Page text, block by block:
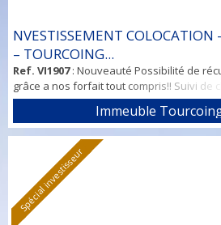
NVESTISSEMENT COLOCATION
– TOURCOING...
Ref. VI1907: Nouveauté Possibilité de
grâce a nos forfait tout compris!! Suivi de
décoration mise en place de locataire A
vente chez Votre nouvelle agence
l’investissement sur la métropole. Contact
Immeuble de rapport 12%
RENTABILITÉ 12 % – T...
Immeuble
Spécial investisseur